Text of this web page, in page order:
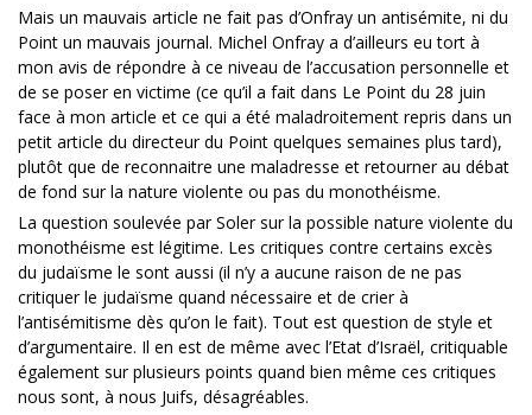
Mais un mauvais article ne fait pas d’Onfray un antisémite, ni du
Point un mauvais journal. Michel Onfray a d’ailleurs eu tort à
mon avis de répondre à ce niveau de l’accusation personnelle et
de se poser en victime (ce qu’il a fait dans Le Point du 28 juin
face à mon article et ce qui a été maladroitement repris dans un
petit article du directeur du Point quelques semaines plus tard),
plutôt que de reconnaitre une maladresse et retourner au débat
de fond sur la nature violente ou pas du monothéisme.
La question soulevée par Soler sur la possible nature violente du
monothéisme est légitime. Les critiques contre certains excès
du judaïsme le sont aussi (il n’y a aucune raison de ne pas
critiquer le judaïsme quand nécessaire et de crier à
l’antisémitisme dès qu’on le fait). Tout est question de style et
d’argumentaire. Il en est de même avec l’Etat d’Israël, critiquable
également sur plusieurs points quand bien même ces critiques
nous sont, à nous Juifs, désagréables.